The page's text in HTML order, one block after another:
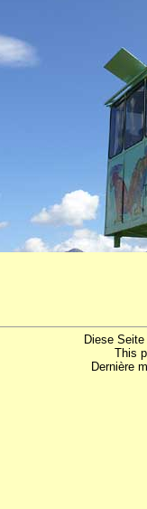
Diese
This
Dernière